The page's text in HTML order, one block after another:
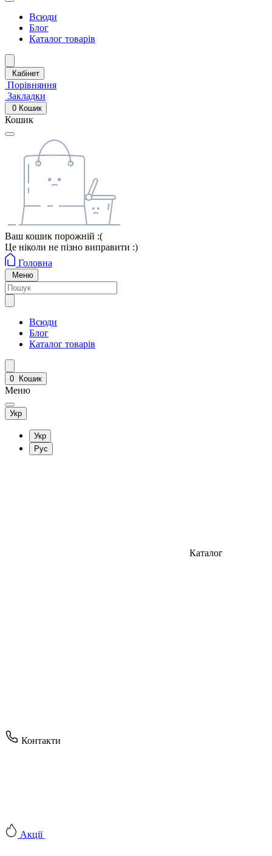
Всюди
Блог
Каталог товарів
Кабінет
Порівняння
Закладки
0 Кошик
Кошик
Ваш кошик порожній :(
Це ніколи не пізно виправити :)
Головна
Меню
Всюди
Блог
Каталог товарів
0 Кошик
Меню
Укр
Укр
Рус
Каталог
Контакти
Акції